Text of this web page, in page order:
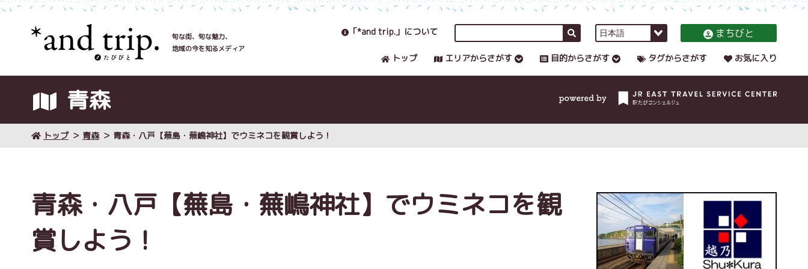
旬な街、旬な魅力、
地域の今を知るメディア
「*and trip.」について まちびと
トップ エリアからさがす 目的からさがす タグからさがす お気に入り
青森
トップ 青森 青森・八戸【蕪島・蕪嶋神社】でウミネコを観賞しよう！
青森・八戸【蕪島・蕪嶋神社】でウミネコを観
賞しよう！